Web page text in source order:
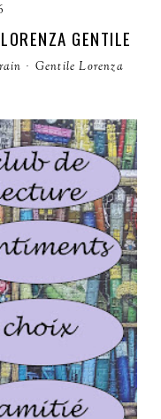
GENTILE
· Gentile Lorenza